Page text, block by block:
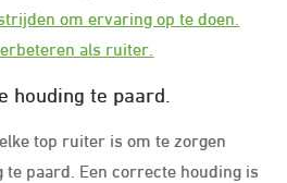
om ervaring op te doen.
als ruiter.
houding te paard.
top ruiter is om te zorgen
te paard. Een correcte houding is